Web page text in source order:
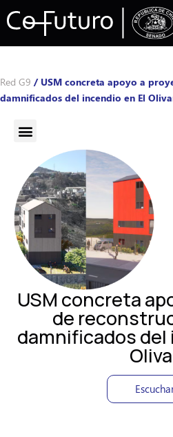
Red G9 / USM concreta apoyo a
damnificados del incendio en El
USM concreta
de
damnificados del